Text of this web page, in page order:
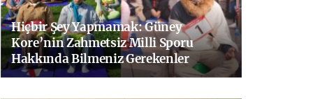
Hiçbir Şey Yapmamak: Güney
Kore’nin Zahmetsiz Milli Sporu
Hakkında Bilmeniz Gerekenler